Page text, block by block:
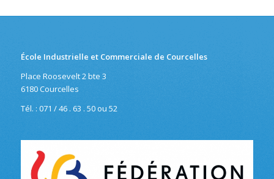
École Industrielle et Commerciale de Courcelles
Place Roosevelt 2 bte 3
6180 Courcelles
Tél. : 071 / 46 . 63 . 50 ou 52